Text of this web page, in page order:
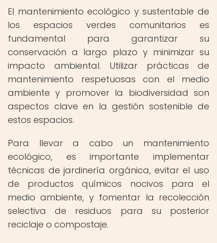
El mantenimiento ecológico y sustentable de
los espacios verdes comunitarios es
fundamental para garantizar su
conservación a largo plazo y minimizar su
impacto ambiental. Utilizar prácticas de
mantenimiento respetuosas con el medio
ambiente y promover la biodiversidad son
aspectos clave en la gestión sostenible de
estos espacios.
Para llevar a cabo un mantenimiento
ecológico, es importante implementar
técnicas de jardinería orgánica, evitar el uso
de productos químicos nocivos para el
medio ambiente, y fomentar la recolección
selectiva de residuos para su posterior
reciclaje o compostaje.